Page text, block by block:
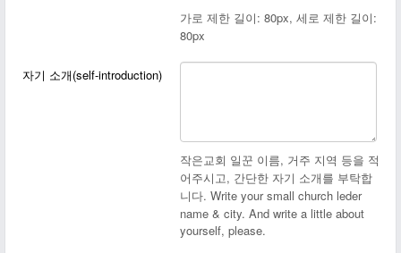
가로 제한 길이: 80px, 세로 제한 길이:
80px
자기 소개(self-introduction)
작은교회 일꾼 이름, 거주 지역 등을 적
어주시고, 간단한 자기 소개를 부탁합
니다. Write your small church leder
name & city. And write a little about
yourself, please.